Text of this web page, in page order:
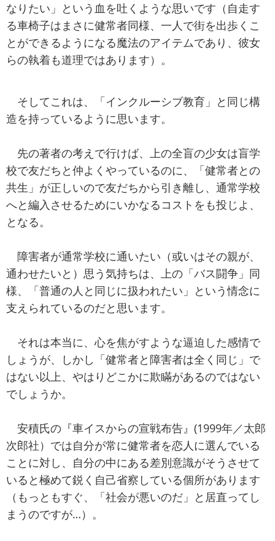
なりたい」という血を吐くような思いです（自走す
る車椅子はまさに健常者同様、一人で街を出歩くこ
とができるようになる魔法のアイテムであり、彼女
らの執着も道理ではあります）。
そしてこれは、「インクルーシブ教育」と同じ構
造を持っているように思います。
先の著者の考えで行けば、上の全盲の少女は盲学
校で友だちと仲よくやっているのに、「健常者との
共生」が正しいので友だちから引き離し、通常学校
へと編入させるためにいかなるコストをも投じよ、
となる。
障害者が通常学校に通いたい（或いはその親が、
通わせたいと）思う気持ちは、上の「バス闘争」同
様、「普通の人と同じに扱われたい」という情念に
支えられているのだと思います。
それは本当に、心を焦がすような逼迫した感情で
しょうが、しかし「健常者と障害者は全く同じ」で
はない以上、やはりどこかに欺瞞があるのではない
でしょうか。
安積氏の『車イスからの宣戦布告』(1999年／太郎
次郎社）では自分が常に健常者を恋人に選んでいる
ことに対し、自分の中にある差別意識がそうさせて
いると極めて鋭く自己省察している個所があります
（もっともすぐ、「社会が悪いのだ」と居直ってし
まうのですが…）。